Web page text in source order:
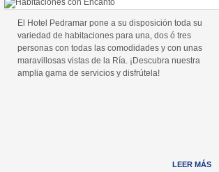
El Hotel Pedramar pone a su disposición toda su
variedad de habitaciones para una, dos ó tres
personas con todas las comodidades y con unas
maravillosas vistas de la Ría. ¡Descubra nuestra
amplia gama de servicios y disfrútela!
LEER MÁS